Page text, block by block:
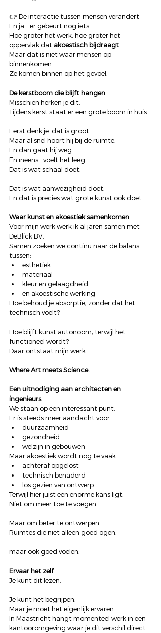
👉 De interactie tussen mensen verandert
En ja - er gebeurt nog iets:
Hoe groter het werk, hoe groter het
oppervlak dat akoestisch bijdraagt.
Maar dat is niet waar mensen op
binnenkomen.
Ze komen binnen op het gevoel.
De kerstboom die blijft hangen
Misschien herken je dit.
Tijdens kerst staat er een grote boom in huis.
Eerst denk je: dat is groot.
Maar al snel hoort hij bij de ruimte.
En dan gaat hij weg.
En ineens… voelt het leeg.
Dat is wat schaal doet.
Dat is wat aanwezigheid doet.
En dat is precies wat grote kunst ook doet.
Waar kunst en akoestiek samenkomen
Voor mijn werk werk ik al jaren samen met
DeBlick BV.
Samen zoeken we continu naar de balans
tussen:
esthetiek
materiaal
kleur en gelaagdheid
en akoestische werking
Hoe behoud je absorptie, zonder dat het
technisch voelt?
Hoe blijft kunst autonoom, terwijl het
functioneel wordt?
Daar ontstaat mijn werk.
Where Art meets Science.
Een uitnodiging aan architecten en
ingenieurs
We staan op een interessant punt.
Er is steeds meer aandacht voor:
duurzaamheid
gezondheid
welzijn in gebouwen
Maar akoestiek wordt nog te vaak:
achteraf opgelost
technisch benaderd
los gezien van ontwerp
Terwijl hier juist een enorme kans ligt.
Niet om meer toe te voegen.
Maar om beter te ontwerpen.
Ruimtes die niet alleen goed ogen,
maar ook goed voelen.
Ervaar het zelf
Je kunt dit lezen.
Je kunt het begrijpen.
Maar je moet het eigenlijk ervaren.
In Maastricht hangt momenteel werk in een
kantooromgeving waar je dit verschil direct